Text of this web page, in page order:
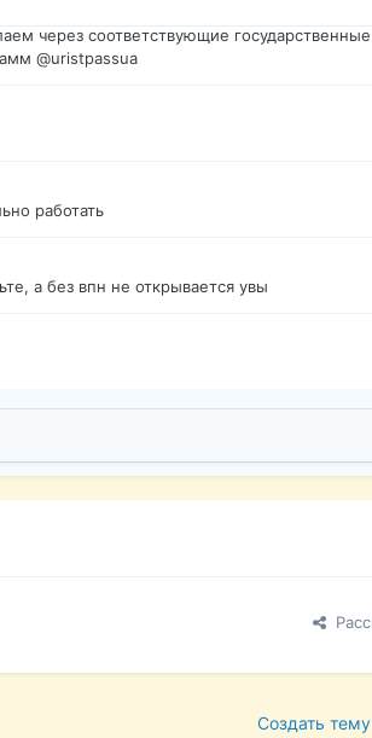
через соответствующие
@uristpassua
работать
а без впн не открывается увы
Создать тему